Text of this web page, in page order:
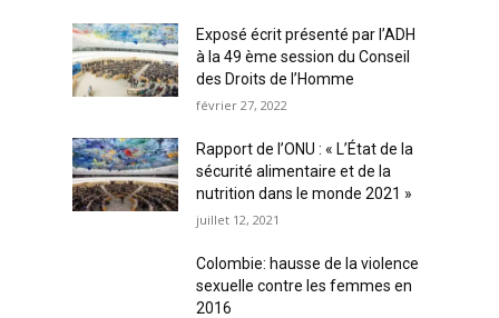
Exposé écrit présenté par l’ADH
à la 49 ème session du Conseil
des Droits de l’Homme
février 27, 2022
Rapport de l’ONU : « L’État de la
sécurité alimentaire et de la
nutrition dans le monde 2021 »
juillet 12, 2021
Colombie: hausse de la violence
sexuelle contre les femmes en
2016